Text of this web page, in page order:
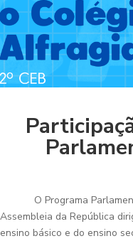
O Programa Parlamento
Assembleia da República
ensino básico e do ensino